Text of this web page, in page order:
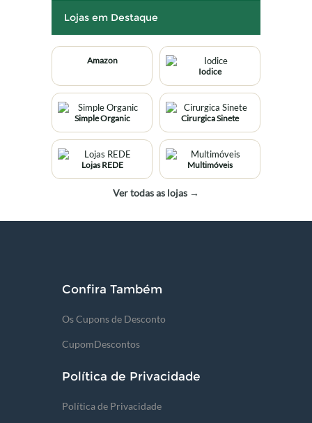
Lojas em Destaque
Amazon
Iodice
Simple Organic Cirurgica Sinete
Lojas REDE Multimóveis
Ver todas as lojas →
Confira Também
Os Cupons de Desconto
CupomDescontos
Política de Privacidade
Política de Privacidade